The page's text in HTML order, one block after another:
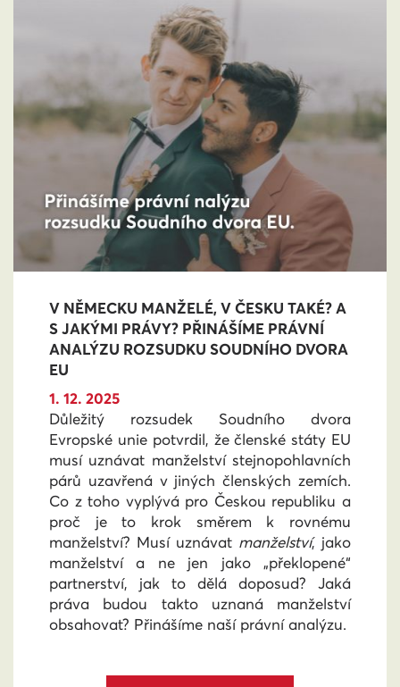
V NĚMECKU MANŽELÉ, V ČESKU TAKÉ? A
S JAKÝMI PRÁVY? PŘINÁŠÍME PRÁVNÍ
ANALÝZU ROZSUDKU SOUDNÍHO DVORA
EU
1. 12. 2025
Důležitý rozsudek Soudního dvora
Evropské unie potvrdil, že členské státy EU
musí uznávat manželství stejnopohlavních
párů uzavřená v jiných členských zemích.
Co z toho vyplývá pro Českou republiku a
proč je to krok směrem k rovnému
manželství? Musí uznávat manželství, jako
manželství a ne jen jako „překlopené“
partnerství, jak to dělá doposud? Jaká
práva budou takto uznaná manželství
obsahovat? Přinášíme naší právní analýzu.